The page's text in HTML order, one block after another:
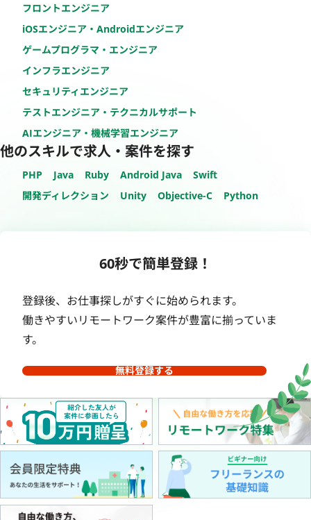
フロントエンジニア
iOSエンジニア・Androidエンジニア
ゲームプログラマ・エンジニア
インフラエンジニア
セキュリティエンジニア
テストエンジニア・テクニカルサポート
AIエンジニア・機械学習エンジニア
他のスキルで求人・案件を探す
PHP Java Ruby Android Java
Swift
開発ディレクション
Unity Objective-C Python
60秒で簡単登録！
登録後、お仕事探しがすぐに始められます。
働きやすいリモートワーク案件が豊富に揃っていま
す。
無料登録する